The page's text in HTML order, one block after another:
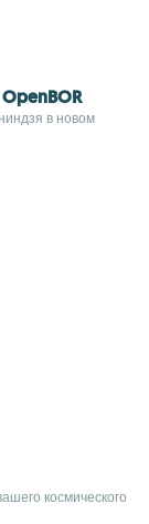
в новом
космического